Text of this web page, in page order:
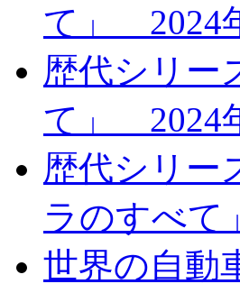
て」 2024
歴代シリー
て」 2024
歴代シリー
ラのすべて
世界の自動